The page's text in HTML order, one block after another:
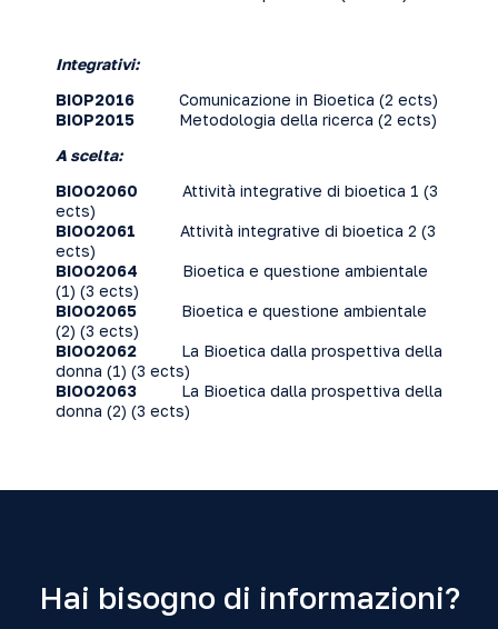
Integrativi:
BIOP2016
Comunicazione in Bioetica (2 ects)
BIOP2015
Metodologia della ricerca (2 ects)
A scelta:
BIOO2060
Attività integrative di bioetica 1 (3
ects)
BIOO2061
Attività integrative di bioetica 2 (3
ects)
BIOO2064
Bioetica e questione ambientale
(1) (3 ects)
BIOO2065
Bioetica e questione ambientale
(2) (3 ects)
BIOO2062
La Bioetica dalla prospettiva della
donna (1) (3 ects)
BIOO2063
La Bioetica dalla prospettiva della
donna (2) (3 ects)
Hai bisogno di informazioni?